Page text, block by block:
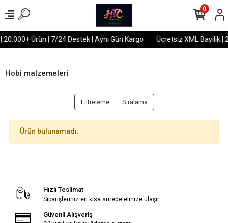
Ürün | 7/24 Destek | Aynı Gün Kargo Ücretsiz XML Bayilik |
0
Hobi malzemeleri
Filtreleme Sıralama
Ürün bulunamadı.
Hızlı Teslimat
Siparişleriniz en kısa sürede elinize ulaşır.
Güvenli Alışveriş